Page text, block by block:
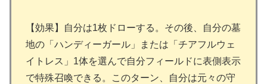
【効果】自分は1枚ドローする。その後、自分の墓
地の「ハンディーガール」または「チアフルウェ
イトレス」1体を選んで自分フィールドに表側表示
で特殊召喚できる。このターン、自分は元々の守